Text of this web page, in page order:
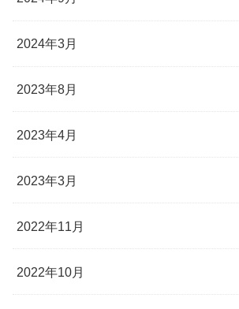
2024年3月
2023年8月
2023年4月
2023年3月
2022年11月
2022年10月